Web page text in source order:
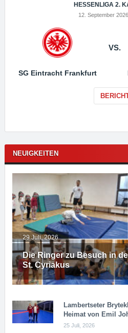
HESSENLIGA 2.
12. September
SG Eintracht Frankfurt
VS.
NEUIGKEITEN
Die Ringer zu Besuch in
St. Cyriakus
29 Juli, 2026
Lambertseter
Heimat von Emil
25 Juli, 2026